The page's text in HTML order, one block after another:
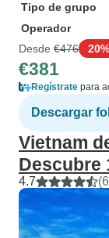
Tipo de grupo
Operador
Desde €476
€381
Regístrate para
Descargar
Vietnam
Descubre
4.7